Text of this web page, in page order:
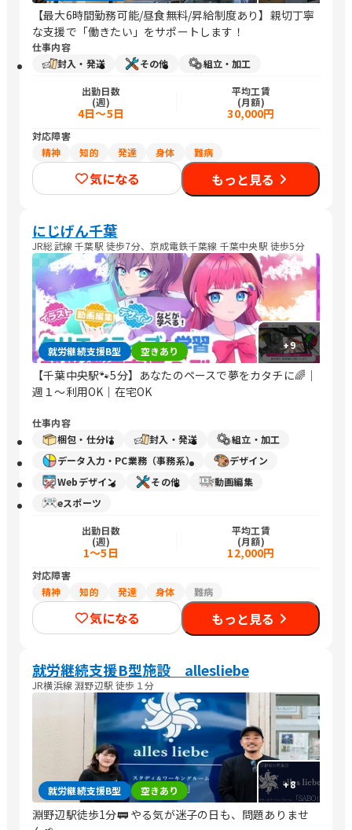
【最大6時間勤務可能/昼食無料/昇給制度あり】親切丁寧
な支援で「働きたい」をサポートします！
仕事内容
封入・発送
その他 組立・加工
出勤日数
(週)
4日～5日
平均工賃
(月額)
30,000円
対応障害
精神
知的 発達 身体 難病
気になる もっと見る
にじげん千葉
JR総武線 千葉駅 徒歩7分、京成電鉄千葉線 千葉中央駅 徒歩5分
+9
就労継続支援B型 空きあり
【千葉中央駅🐾5分】あなたのペースで夢をカタチに🌈｜
週１～利用OK｜在宅OK
仕事内容
梱包・仕分け
封入・発送
組立・加工
データ入力・PC業務（事務系）
デザイン
Webデザイン
その他
動画編集
eスポーツ
出勤日数
(週)
1〜5日
平均工賃
(月額)
12,000円
対応障害
精神
知的 発達 身体 難病
気になる もっと見る
就労継続支援B型施設 allesliebe
JR横浜線 淵野辺駅 徒歩１分
+8
就労継続支援B型 空きあり
淵野辺駅徒歩1分🚃 やる気が迷子の日も、問題ありませ